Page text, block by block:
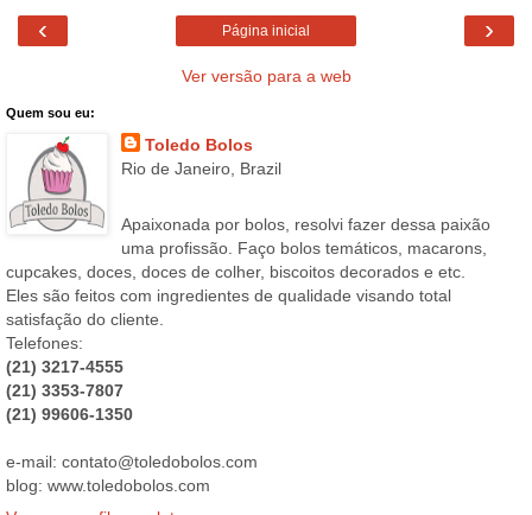
‹ ›
Página inicial
Ver versão para a web
Quem sou eu:
Toledo Bolos
Rio de Janeiro, Brazil
Apaixonada por bolos, resolvi fazer dessa paixão
uma profissão. Faço bolos temáticos, macarons,
cupcakes, doces, doces de colher, biscoitos decorados e etc.
Eles são feitos com ingredientes de qualidade visando total
satisfação do cliente.
Telefones:
(21) 3217-4555
(21) 3353-7807
(21) 99606-1350
e-mail: contato@toledobolos.com
blog: www.toledobolos.com